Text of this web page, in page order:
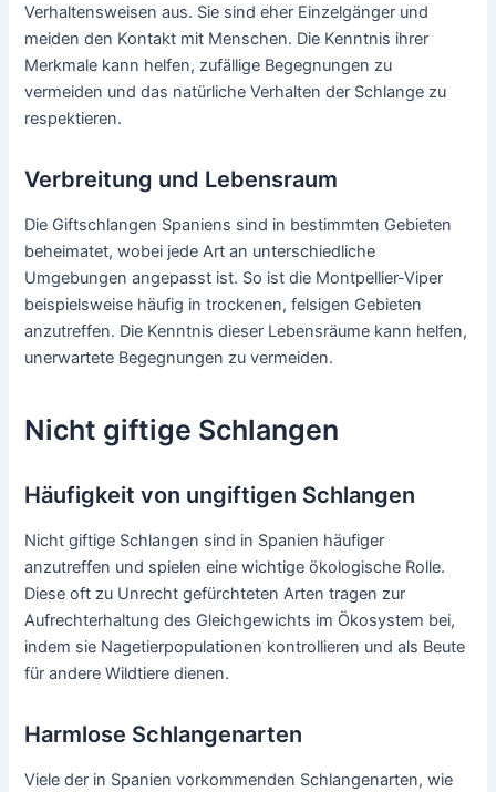
Verhaltensweisen aus. Sie sind eher Einzelgänger und
meiden den Kontakt mit Menschen. Die Kenntnis ihrer
Merkmale kann helfen, zufällige Begegnungen zu
vermeiden und das natürliche Verhalten der Schlange zu
respektieren.
Verbreitung und Lebensraum
Die Giftschlangen Spaniens sind in bestimmten Gebieten
beheimatet, wobei jede Art an unterschiedliche
Umgebungen angepasst ist. So ist die Montpellier-Viper
beispielsweise häufig in trockenen, felsigen Gebieten
anzutreffen. Die Kenntnis dieser Lebensräume kann helfen,
unerwartete Begegnungen zu vermeiden.
Nicht giftige Schlangen
Häufigkeit von ungiftigen Schlangen
Nicht giftige Schlangen sind in Spanien häufiger
anzutreffen und spielen eine wichtige ökologische Rolle.
Diese oft zu Unrecht gefürchteten Arten tragen zur
Aufrechterhaltung des Gleichgewichts im Ökosystem bei,
indem sie Nagetierpopulationen kontrollieren und als Beute
für andere Wildtiere dienen.
Harmlose Schlangenarten
Viele der in Spanien vorkommenden Schlangenarten, wie